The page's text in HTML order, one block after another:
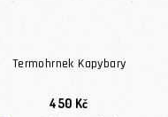
Termohrnek Kapybary
450 Kč